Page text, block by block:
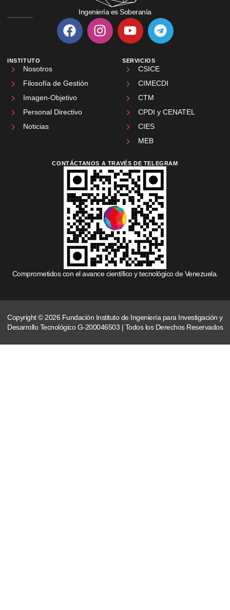
Ingeniería es Soberanía
INSTITUTO
Nosotros
Filosofía de Gestión
Imagen-Objetivo
Personal Directivo
Noticias
SERVICIOS
CSICE
CIMECDI
CTM
CPDI y CENATEL
CIES
MEB
CONTÁCTANOS A TRAVÉS DE TELEGRAM
Comprometidos con el avance científico y tecnológico de Venezuela.
Copyright © 2026 Fundación Instituto de Ingeniería para Investigación y
Desarrollo Tecnológico G-200046503 | Todos los Derechos Reservados